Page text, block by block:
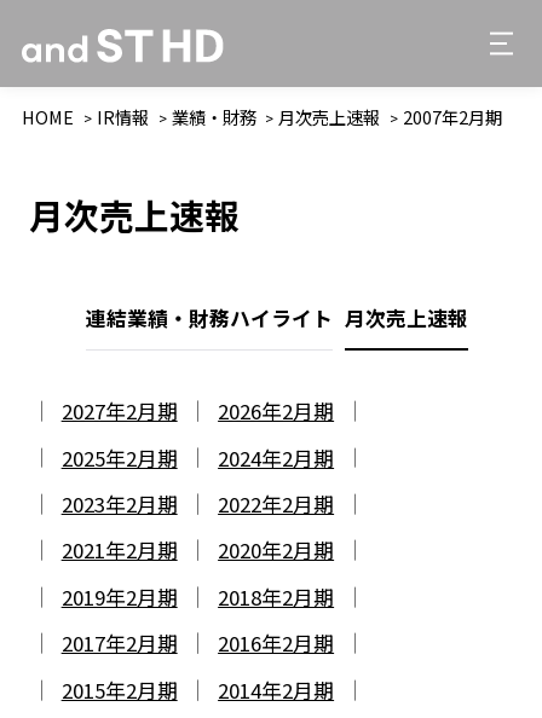
HOME IR情報 業績・財務 月次売上速報 2007年2月期
月次売上速報
連結業績・財務ハイライト 月次売上速報
2027年2月期
2026年2月期
2025年2月期
2024年2月期
2023年2月期
2022年2月期
2021年2月期
2020年2月期
2019年2月期
2018年2月期
2017年2月期
2016年2月期
2015年2月期
2014年2月期